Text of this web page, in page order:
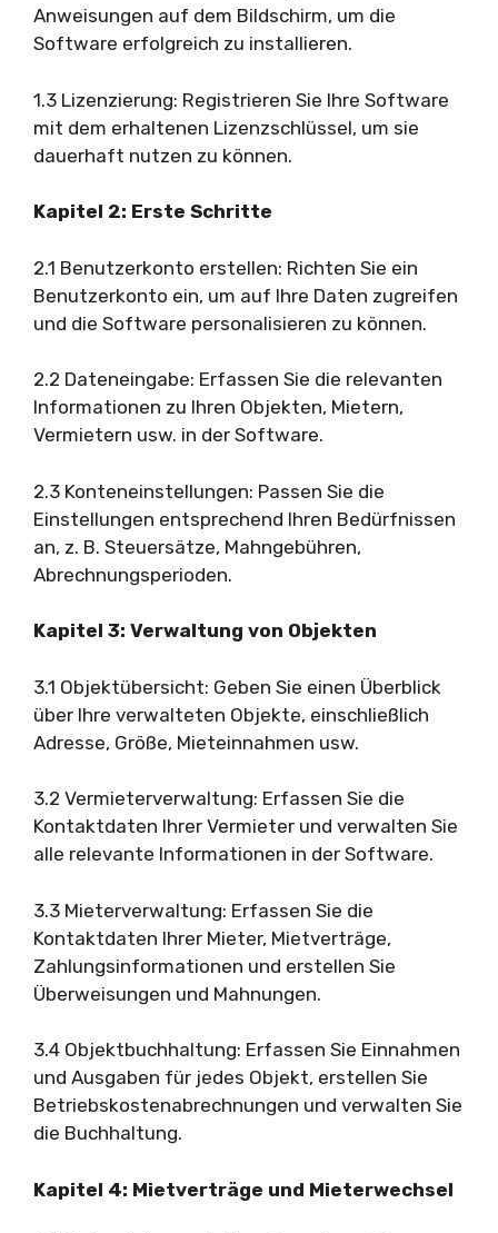
Anweisungen auf dem Bildschirm, um die
Software erfolgreich zu installieren.
1.3 Lizenzierung: Registrieren Sie Ihre Software
mit dem erhaltenen Lizenzschlüssel, um sie
dauerhaft nutzen zu können.
Kapitel 2: Erste Schritte
2.1 Benutzerkonto erstellen: Richten Sie ein
Benutzerkonto ein, um auf Ihre Daten zugreifen
und die Software personalisieren zu können.
2.2 Dateneingabe: Erfassen Sie die relevanten
Informationen zu Ihren Objekten, Mietern,
Vermietern usw. in der Software.
2.3 Konteneinstellungen: Passen Sie die
Einstellungen entsprechend Ihren Bedürfnissen
an, z. B. Steuersätze, Mahngebühren,
Abrechnungsperioden.
Kapitel 3: Verwaltung von Objekten
3.1 Objektübersicht: Geben Sie einen Überblick
über Ihre verwalteten Objekte, einschließlich
Adresse, Größe, Mieteinnahmen usw.
3.2 Vermieterverwaltung: Erfassen Sie die
Kontaktdaten Ihrer Vermieter und verwalten Sie
alle relevante Informationen in der Software.
3.3 Mieterverwaltung: Erfassen Sie die
Kontaktdaten Ihrer Mieter, Mietverträge,
Zahlungsinformationen und erstellen Sie
Überweisungen und Mahnungen.
3.4 Objektbuchhaltung: Erfassen Sie Einnahmen
und Ausgaben für jedes Objekt, erstellen Sie
Betriebskostenabrechnungen und verwalten Sie
die Buchhaltung.
Kapitel 4: Mietverträge und Mieterwechsel